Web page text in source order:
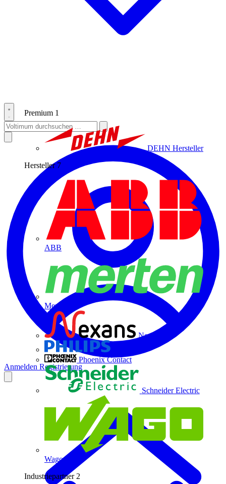
Premium 1
DEHN Hersteller
Hersteller 7
ABB
Merten
Nexans
Phoenix Contact
Schneider Electric
Wago
Industriepartner 2
Anmelden Registrierung